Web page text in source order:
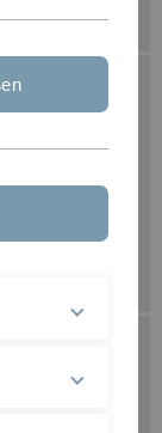
Me More: